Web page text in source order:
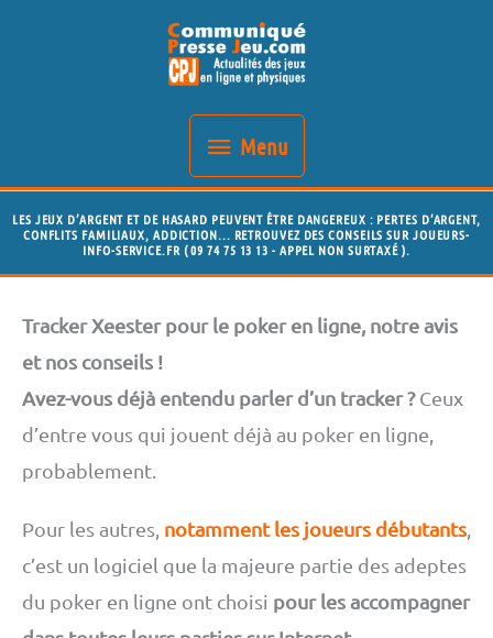
Menu
Menu
LES JEUX D’ARGENT ET DE HASARD PEUVENT ÊTRE DANGEREUX : PERTES D’ARGENT,
CONFLITS FAMILIAUX, ADDICTION... RETROUVEZ DES CONSEILS SUR JOUEURS-
INFO-SERVICE.FR ( 09 74 75 13 13 - APPEL NON SURTAXÉ ).
Tracker Xeester pour le poker en ligne, notre avis
et nos conseils !
Avez-vous déjà entendu parler d’un tracker ?Ceux
d’entre vous qui jouent déjà au poker en ligne,
probablement.
Pour les autres, notamment les joueurs débutants
c’est un logiciel que la majeure partie des adeptes
du poker en ligne ont choisi pour les accompagner